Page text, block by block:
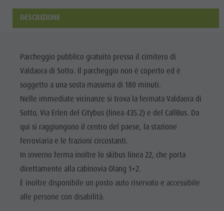
MALGHE &
RIFUGI
PROGRAMMA
SETTIMANALE
PLAN DE
CORONES
Artigianato
artistico
Artigiani &
Fornitori di
servizi
Bar &
Ristoranti
Plan de Corones
Sostenibilitá, naturalmente
A-Z Guida
Artigianato artistico
Artigiani & Fornitori di servizi
Attrazioni
Bar & Ristoranti
Benessere
Cultura alpina-urbana
Dolomiti
Guide alpine
Passeggiate
Bike Mike
ESTATE INVERNO
Arrampicare
Prenota vacanza
Vacanze senza barriere
Vacanza con cane
Come arrivare
Contatto
Imposta di soggiorno
Meteo
Mobilità locale
Offerte
Prenota vacanza
Webcam
Must Do | Estate
Kids Area
Kids Area | Estate
Maxiscivolo
Mondo bimbi
Tiro con l'arco
DESCRIZIONE
Parcheggio pubblico gratuito presso il cimitero di
Valdaora di Sotto. Il parcheggio non è coperto ed è
soggetto a una sosta massima di 180 minuti.
Nelle immediate vicinanze si trova la fermata Valdaora di
Sotto, Via Erlen del Citybus (linea 435.2) e del CallBus. Da
qui si raggiungono il centro del paese, la stazione
ferroviaria e le frazioni circostanti.
In inverno ferma inoltre lo skibus linea 22, che porta
direttamente alla cabinovia Olang 1+2.
È inoltre disponibile un posto auto riservato e accessibile
alle persone con disabilità.